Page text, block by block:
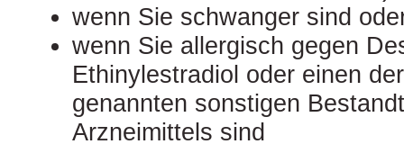
wenn Sie schwanger sind
wenn Sie allergisch gegen
Ethinylestradiol oder einen
genannten sonstigen
Arzneimittels sind